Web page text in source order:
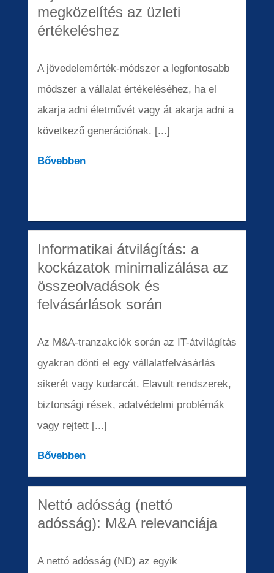
megközelítés az üzleti
értékeléshez
A jövedelemérték-módszer a legfontosabb
módszer a vállalat értékeléséhez, ha el
akarja adni életművét vagy át akarja adni a
következő generációnak. [...]
Bővebben
Informatikai átvilágítás: a
kockázatok minimalizálása az
összeolvadások és
felvásárlások során
Az M&A-tranzakciók során az IT-átvilágítás
gyakran dönti el egy vállalatfelvásárlás
sikerét vagy kudarcát. Elavult rendszerek,
biztonsági rések, adatvédelmi problémák
vagy rejtett [...]
Bővebben
Nettó adósság (nettó
adósság): M&A relevanciája
A nettó adósság (ND) az egyik